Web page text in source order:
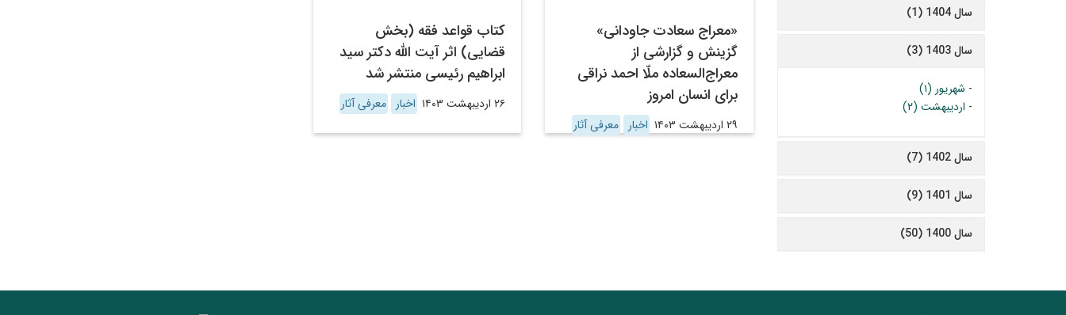
«معراج سعادت جاودانی»
گزینش و گزارشی از
معراج‌السعاده ملّا احمد نراقی
برای انسان امروز
۲۹ اردیبهشت ۱۴۰۳ اخبار معرفی آثار
کتاب قواعد فقه (بخش
قضایی) اثر آیت الله دکتر سید
ابراهیم رئیسی منتشر شد
۲۶ اردیبهشت ۱۴۰۳ اخبار معرفی آثار
سال 1404 (1)
سال 1403 (3)
- شهریور (۱)
- اردیبهشت (۲)
سال 1402 (7)
سال 1401 (9)
سال 1400 (50)